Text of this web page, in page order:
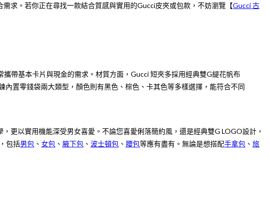
需求。若你正在尋找一款結合質感與實用的Gucci皮夾或包款，不妨瀏覽【Gucci 古
帶基本卡片與現金的需求。材質方面，Gucci 短夾多採用經典雙G緹花帆布
置零錢袋兩大類型，顏色則有黑色、棕色、卡其色等多樣選擇，能符合不同
更以實用機能深受男女喜愛。不論您喜愛俐落簡約風，還是經典雙G LOGO設計，
包括男包 、 女包 、 腋下包 、 波士頓包 、 腰包等應有盡有。無論是想搭配手拿包 、 旅